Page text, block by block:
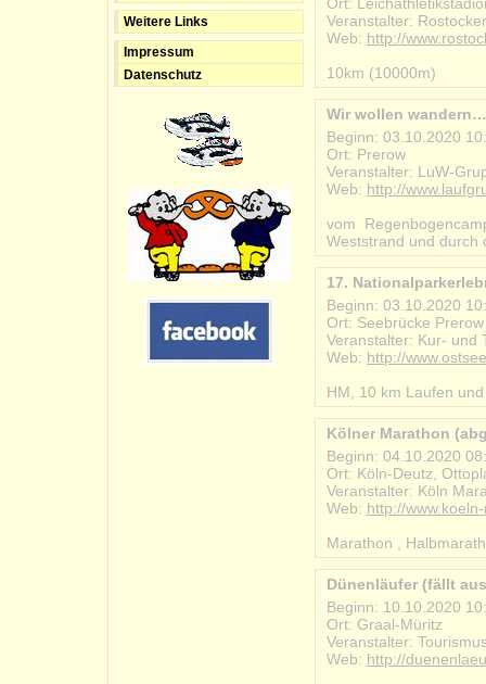
Weitere Links
Impressum
Datenschutz
Veranstalter:
Web: http://
10km (10000m)
Wir wollen wandern…
Beginn: 03.10.2020
Ort: Prerow
Veranstalter: LuW-
Web: http://
vom
Weststrand und durch
17.
Beginn: 03.10.2020
Ort: Seebrücke Prerow
Veranstalter: Kur- und
Web: http://
HM, 10 km Laufen
Kölner Marathon
Beginn: 04.10.2020
Ort: Köln-Deutz,
Veranstalter: Köln
Web: http://
Marathon ,
Dünenläufer (fällt
Beginn: 10.10.2020
Ort: Graal-Müritz
Veranstalter:
Web: http://